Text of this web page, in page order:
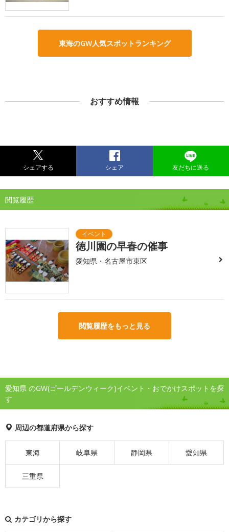
東海のGW人気スポットランキング
おすすめ情報
シェアする シェア 友だちに送る
閲覧履歴
徳川園の早春の催事
愛知県・名古屋市東区
閲覧履歴をもっと見る
愛知県 のGW(ゴールデンウィーク)イベント・おでかけスポットを探
す
周辺の都道府県から探す
東海 岐阜県 静岡県 愛知県
三重県
カテゴリから探す